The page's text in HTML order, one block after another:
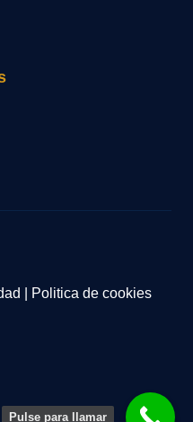
Politica de cookies
Pulse para llamar